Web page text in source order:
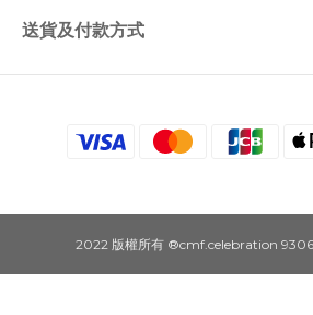
送貨及付款方式
2022 版權所有 ®cmf.celebration